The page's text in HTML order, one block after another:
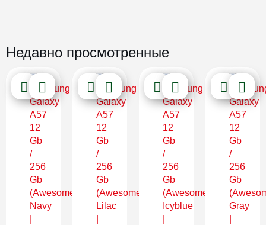
Недавно просмотренные